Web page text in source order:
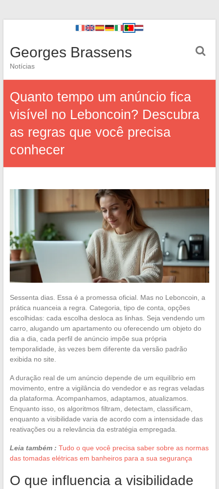
Georges Brassens
Notícias
Quanto tempo um anúncio fica
visível no Leboncoin? Descubra
as regras que você precisa
conhecer
Sessenta dias. Essa é a promessa oficial. Mas no Leboncoin, a
prática nuanceia a regra. Categoria, tipo de conta, opções
escolhidas: cada escolha desloca as linhas. Seja vendendo um
carro, alugando um apartamento ou oferecendo um objeto do
dia a dia, cada perfil de anúncio impõe sua própria
temporalidade, às vezes bem diferente da versão padrão
exibida no site.
A duração real de um anúncio depende de um equilíbrio em
movimento, entre a vigilância do vendedor e as regras veladas
da plataforma. Acompanhamos, adaptamos, atualizamos.
Enquanto isso, os algoritmos filtram, detectam, classificam,
enquanto a visibilidade varia de acordo com a intensidade das
reativações ou a relevância da estratégia empregada.
Leia também : Tudo o que você precisa saber sobre as normas
das tomadas elétricas em banheiros para a sua segurança
O que influencia a visibilidade